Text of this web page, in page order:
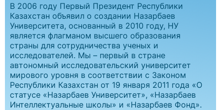
В 2006 году Первый Президент Республики
Казахстан объявил о создании Назарбаев
Университета, основанный в 2010 году, НУ
является флагманом высшего образования
страны для сотрудничества ученых и
исследователей. Мы – первый в стране
автономный исследовательский университет
мирового уровня в соответствии с Законом
Республики Казахстан от 19 января 2011 года «О
статусе «Назарбаев Университет», «Назарбаев
Интеллектуальные школы» и «Назарбаев Фонд».